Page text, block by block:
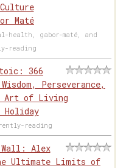
Culture
Maté
health, gabor-maté, and
reading
366
Perseverance,
Art of Living
Holiday
reading
Alex
Ultimate Limits of